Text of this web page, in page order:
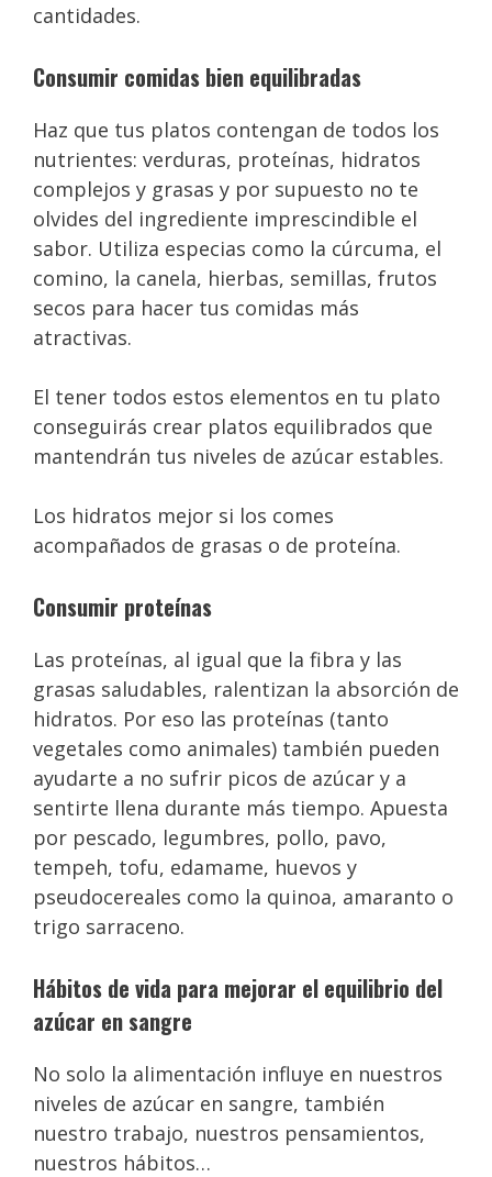
cantidades.
Consumir comidas bien equilibradas
Haz que tus platos contengan de todos los
nutrientes: verduras, proteínas, hidratos
complejos y grasas y por supuesto no te
olvides del ingrediente imprescindible el
sabor. Utiliza especias como la cúrcuma, el
comino, la canela, hierbas, semillas, frutos
secos para hacer tus comidas más
atractivas.
El tener todos estos elementos en tu plato
conseguirás crear platos equilibrados que
mantendrán tus niveles de azúcar estables.
Los hidratos mejor si los comes
acompañados de grasas o de proteína.
Consumir proteínas
Las proteínas, al igual que la fibra y las
grasas saludables, ralentizan la absorción de
hidratos. Por eso las proteínas (tanto
vegetales como animales) también pueden
ayudarte a no sufrir picos de azúcar y a
sentirte llena durante más tiempo. Apuesta
por pescado, legumbres, pollo, pavo,
tempeh, tofu, edamame, huevos y
pseudocereales como la quinoa, amaranto o
trigo sarraceno.
Hábitos de vida para mejorar el equilibrio del
azúcar en sangre
No solo la alimentación influye en nuestros
niveles de azúcar en sangre, también
nuestro trabajo, nuestros pensamientos,
nuestros hábitos…